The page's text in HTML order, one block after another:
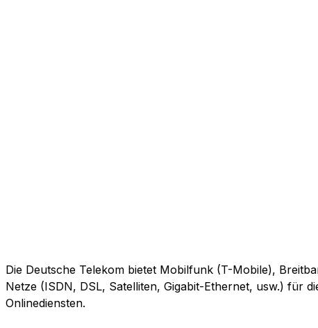
Die Deutsche Telekom bietet Mobilfunk (T-Mobile),
Netze (ISDN, DSL, Satelliten, Gigabit-Ethernet, usw.) für
Onlinediensten.